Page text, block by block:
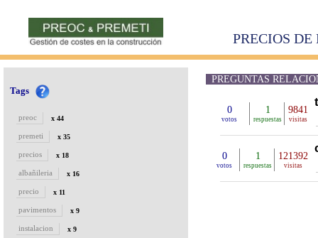
PRECIOS
Tags
preoc x 44
premeti x 35
precios x 18
albañileria x 16
precio x 11
pavimentos x 9
instalacion x 9
PREGUNTAS
0
votos
1
respuestas
9841
visitas
0
votos
1
respuestas
121392
visitas